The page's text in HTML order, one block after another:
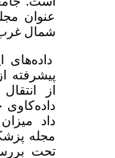
عنوان
شمال
داده‌های
پیشرفته
از
داد
مجله‌
تحت